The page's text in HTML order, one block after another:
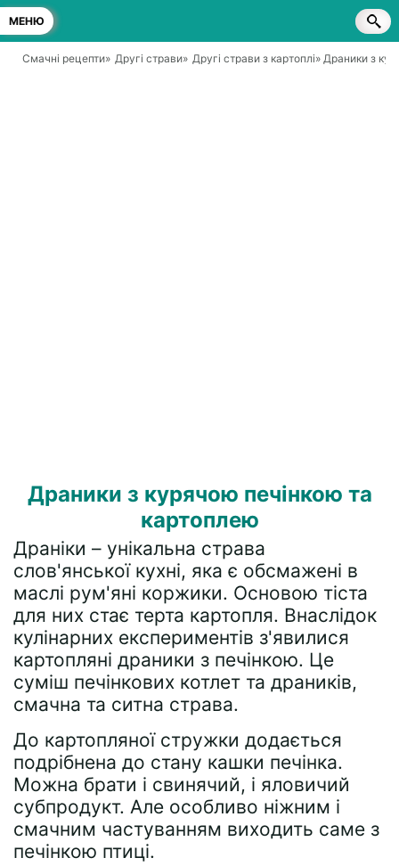
МЕНЮ
Смачні рецепти» Другі страви» Другі страви з картоплі» Драники з
Драники з курячою печінкою та
картоплею
Драніки – унікальна страва
слов'янської кухні, яка є обсмажені в
маслі рум'яні коржики. Основою тіста
для них стає терта картопля. Внаслідок
кулінарних експериментів з'явилися
картопляні драники з печінкою. Це
суміш печінкових котлет та драників,
смачна та ситна страва.
До картопляної стружки додається
подрібнена до стану кашки печінка.
Можна брати і свинячий, і яловичий
субпродукт. Але особливо ніжним і
смачним частуванням виходить саме з
печінкою птиці.